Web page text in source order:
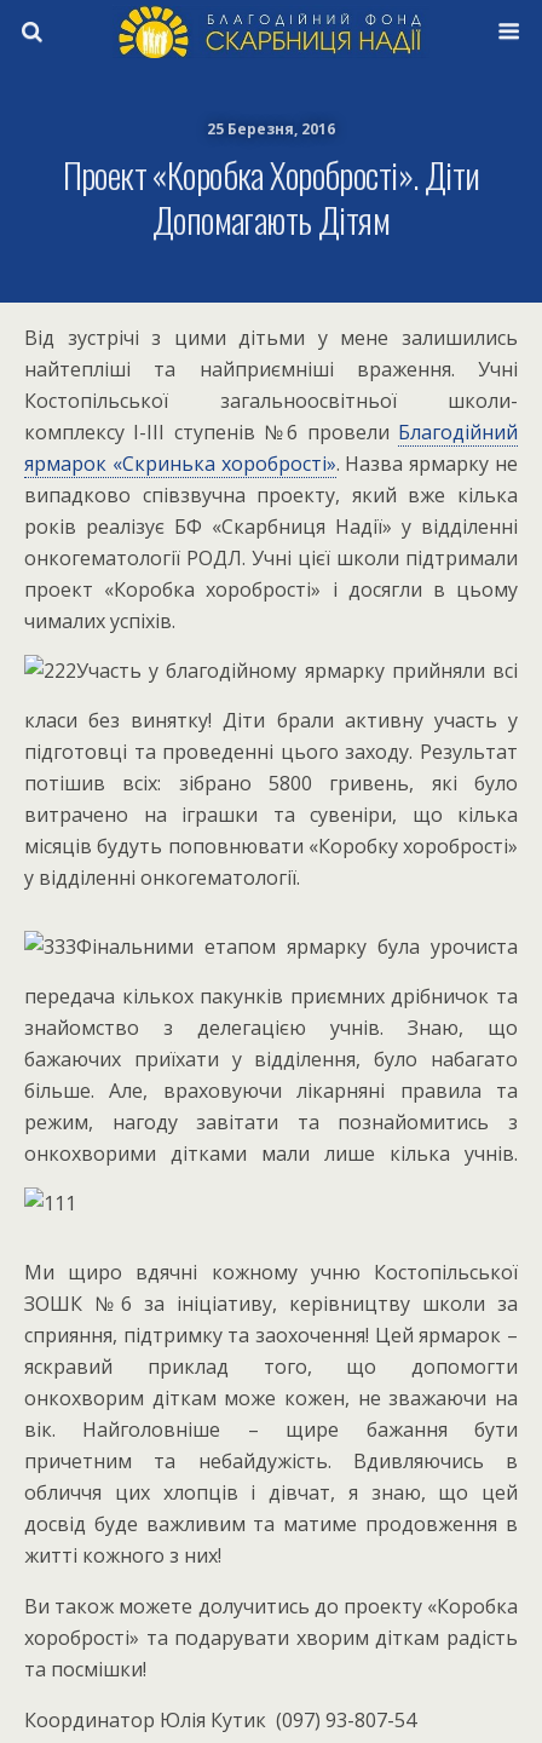
25 Березня, 2016
Проект «Коробка Хоробрості». Діти
Допомагають Дітям
Від зустрічі з цими дітьми у мене залишились
найтепліші та найприємніші враження. Учні
Костопільської загальноосвітньої школи-
комплексу І-ІІІ ступенів №6 провели Благодійний
ярмарок «Скринька хоробрості». Назва ярмарку не
випадково співзвучна проекту, який вже кілька
років реалізує БФ «Скарбниця Надії» у відділенні
онкогематології РОДЛ. Учні цієї школи підтримали
проект «Коробка хоробрості» і досягли в цьому
чималих успіхів.
Участь у благодійному ярмарку прийняли всі
класи без винятку! Діти брали активну участь у
підготовці та проведенні цього заходу. Результат
потішив всіх: зібрано 5800 гривень, які було
витрачено на іграшки та сувеніри, що кілька
місяців будуть поповнювати «Коробку хоробрості»
у відділенні онкогематології.
Фінальними етапом ярмарку була урочиста
передача кількох пакунків приємних дрібничок та
знайомство з делегацією учнів. Знаю, що
бажаючих приїхати у відділення, було набагато
більше. Але, враховуючи лікарняні правила та
режим, нагоду завітати та познайомитись з
онкохворими дітками мали лише кілька учнів.
Ми щиро вдячні кожному учню Костопільської
ЗОШК №6 за ініціативу, керівництву школи за
сприяння, підтримку та заохочення! Цей ярмарок –
яскравий приклад того, що допомогти
онкохворим діткам може кожен, не зважаючи на
вік. Найголовніше – щире бажання бути
причетним та небайдужість. Вдивляючись в
обличчя цих хлопців і дівчат, я знаю, що цей
досвід буде важливим та матиме продовження в
житті кожного з них!
Ви також можете долучитись до проекту «Коробка
хоробрості» та подарувати хворим діткам радість
та посмішки!
Координатор Юлія Кутик (097) 93-807-54